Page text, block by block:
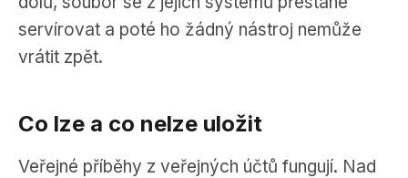
servírovat a poté ho žádný nástroj nemůže
vrátit zpět.
Co lze a co nelze uložit
Veřejné příběhy z veřejných účtů fungují. Nad